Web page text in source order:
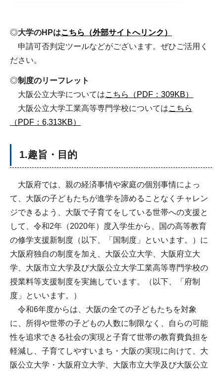
◎大学のHPはこちら（外部サイトへリンク）
申請可否判定ツールなどがございます。ぜひご活用く
ださい。
◎制度のリーフレット
大阪公立大学についてはこちら（PDF：309KB）
大阪公立大学工業高等専門学校についてはこちら
（PDF：6,313KB）
1.趣旨・目的
大阪府では、親の経済事情や家庭の個別事情によっ
て、大阪の子どもたちが進学を諦めることなくチャレン
ジできるよう、大阪で子育てをしている世帯への支援と
して、令和2年（2020年）度入学生から、国の高等教育
の修学支援新制度（以下、「国制度」といいます。）に
大阪府独自の制度を加え、大阪公立大学、大阪府立大
学、大阪市立大学及び大阪公立大学工業高等専門学校の
授業料等支援制度を実施しています。（以下、「府制
度」といいます。）
令和6年度からは、大阪の全ての子どもたちを対象
に、所得や世帯の子どもの人数に制限なく、自らの可能
性を追求できる社会の実現と子育て世帯の教育費負担を
軽減し、子育てしやすいまち・大阪の実現に向けて、大
阪公立大学・大阪府立大学、大阪市立大学及び大阪公立